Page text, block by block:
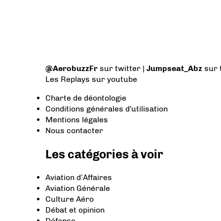
@AerobuzzFr sur twitter | Jumpseat_Abz sur
Les Replays sur youtube
Charte de déontologie
Conditions générales d'utilisation
Mentions légales
Nous contacter
Les catégories à voir
Aviation d’Affaires
Aviation Générale
Culture Aéro
Débat et opinion